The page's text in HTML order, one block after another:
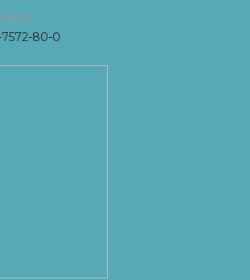
80-0